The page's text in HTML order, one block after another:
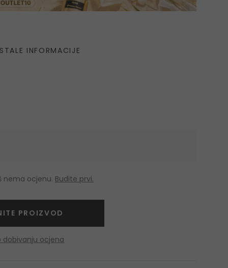
nema ocjenu. Budite prvi.
PROIZVOD
dobivanju ocjena
INFORMACIJE